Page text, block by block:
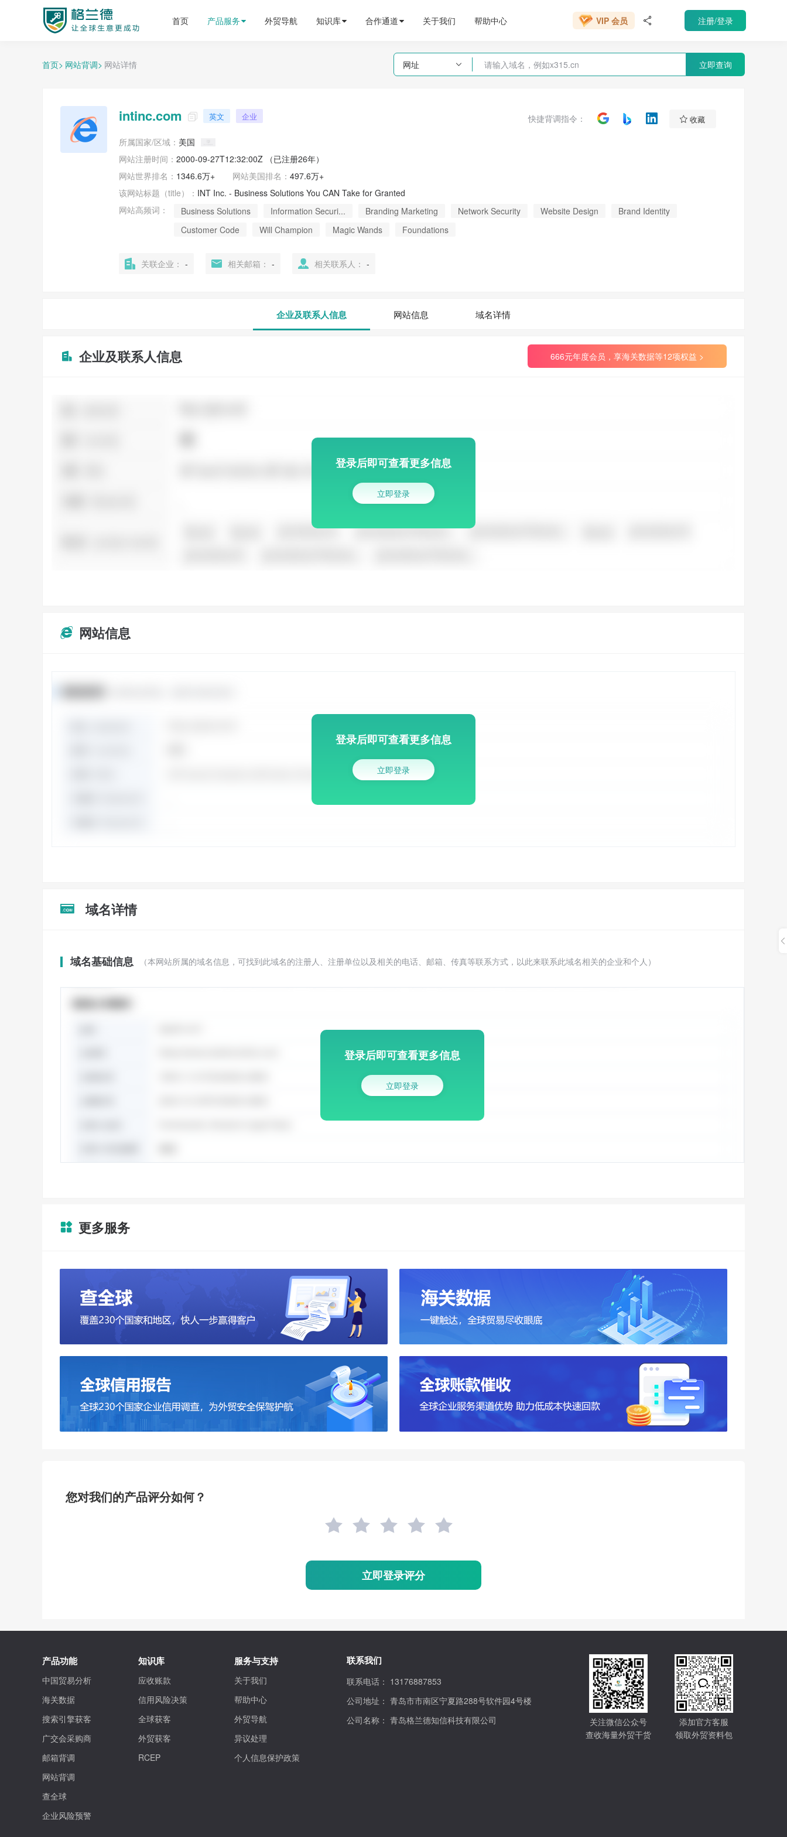
格兰德外贸获客平台 首页 产品服务 外贸导航 知识库 合作通道 关于我们 帮助中心
VIP 会员
 注册/登录
首页> 网站背调> 网站详情 网址  立即查询
intinc.com  英文 企业 快捷背调指令： 收藏
所属国家/区域： 美国
网站注册时间： 2000-09-27T12:32:00Z
（已注册26年）
网站世界排名： 1346.6万+ 网站美国排名： 497.6万+
该网站标题（title）： INT Inc. - Business Solutions You CAN Take for Granted
网站高频词：
Business Solutions Information Securi... Branding Marketing Network Security Website Design
Brand Identity
Customer Code
Will Champion Magic Wands Foundations
关联企业： - 相关邮箱： - 相关联系人： -
企业及联系人信息 网站信息 域名详情
 企业及联系人信息 666元年度会员，享海关数据等12项权益 >
登录后即可查看更多信息
立即登录
 网站信息
登录后即可查看更多信息
立即登录
 域名详情
域名基础信息 （本网站所属的域名信息，可找到此域名的注册人、注册单位以及相关的电话、邮箱、传真等联系方式，以此来联系此域名相关的企业和个人）
登录后即可查看更多信息
立即登录
 更多服务
您对我们的产品评分如何？
立即登录评分
产品功能
中国贸易分析
海关数据
搜索引擎获客
广交会采购商
邮箱背调
网站背调
查全球
企业风险预警
知识库
应收账款
信用风险决策
全球获客
外贸获客
RCEP
服务与支持
关于我们
帮助中心
外贸导航
异议处理
个人信息保护政策
联系我们
联系电话： 13176887853
公司地址： 青岛市市南区宁夏路288号软件园4号楼
公司名称： 青岛格兰德知信科技有限公司
关注微信公众号
查收海量外贸干货
添加官方客服
领取外贸资料包
